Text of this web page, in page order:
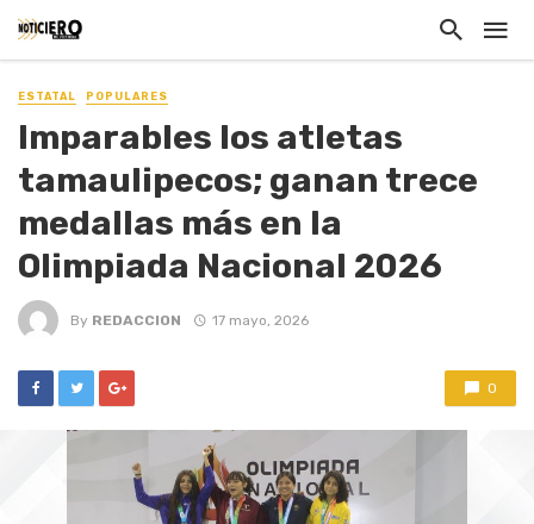
ESTATAL POPULARES
Imparables los atletas
tamaulipecos; ganan trece
medallas más en la
Olimpiada Nacional 2026
By REDACCION 17 mayo, 2026
0